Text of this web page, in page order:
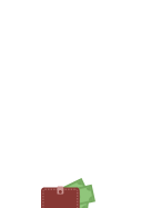
5390